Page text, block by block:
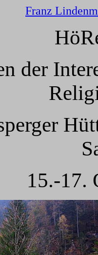
Franz
der
15.-17.